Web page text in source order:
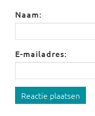
Naam:
E-mailadres:
Reactie plaatsen